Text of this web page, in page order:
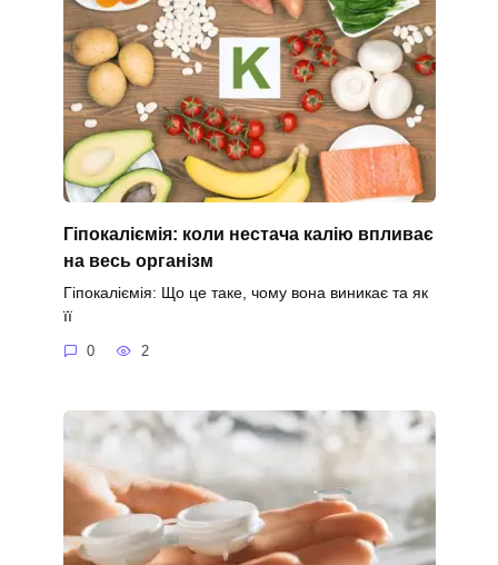
Гіпокаліємія: коли нестача калію впливає
на весь організм
Гіпокаліємія: Що це таке, чому вона виникає та як
її
0 2